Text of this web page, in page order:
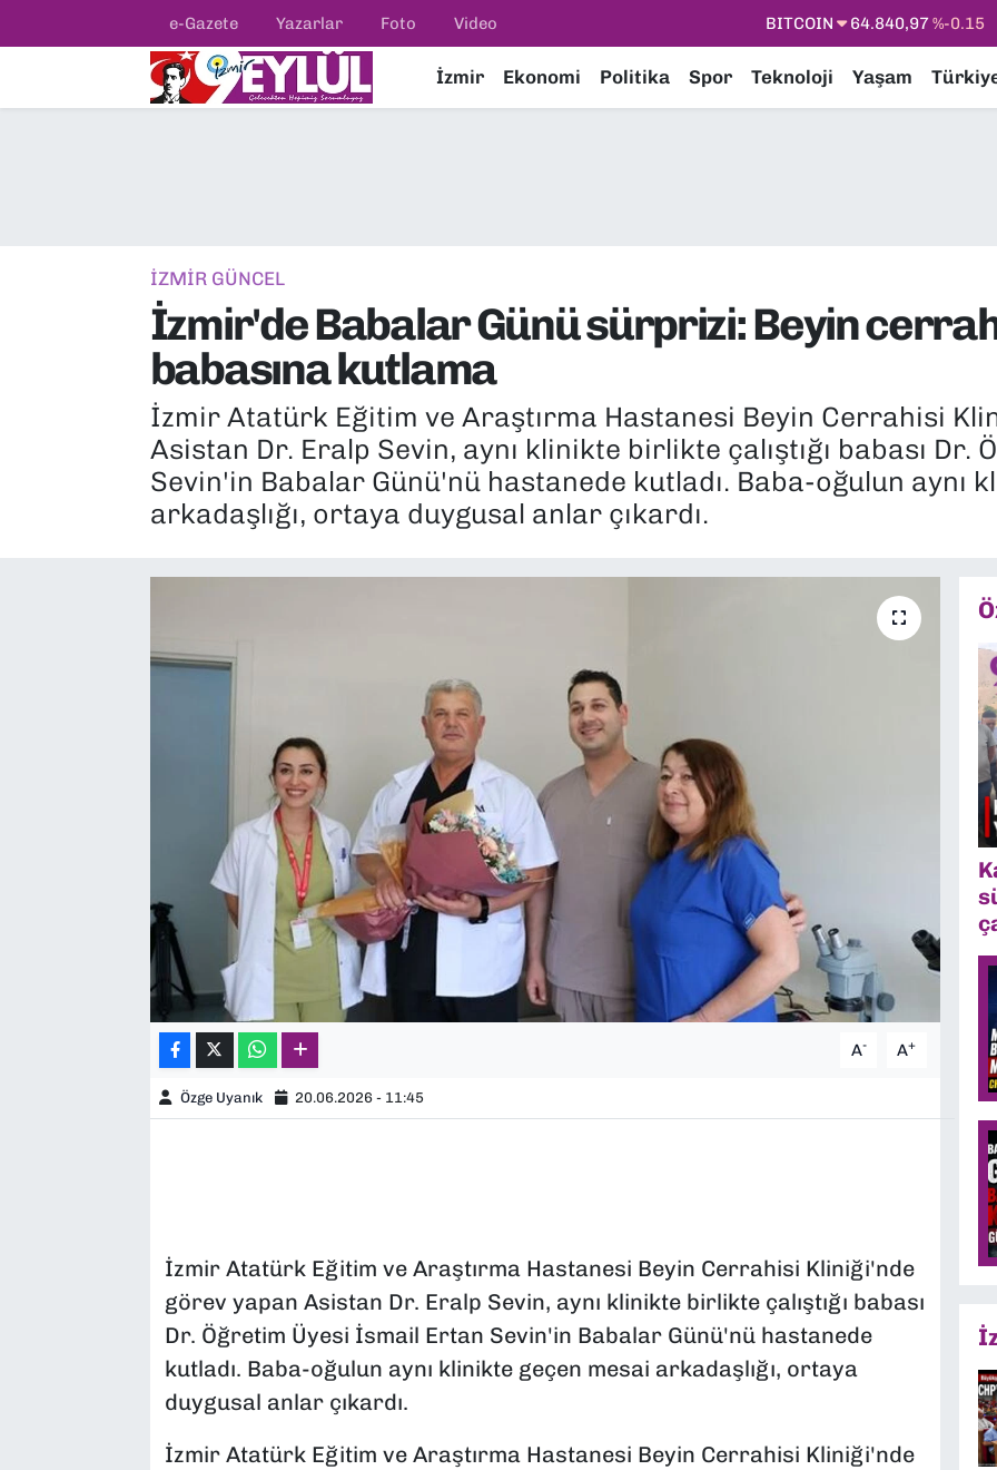
e-Gazete Yazarlar Foto Video DOLAR 47,7436%0.18
STERLİN
64,4811%0.38
İzmir Ekonomi Politika Spor Teknoloji Yaşam
İZMİR GÜNCEL
İzmir'de Babalar Günü sürprizi: Beyin
babasına kutlama
İzmir Atatürk Eğitim ve Araştırma Hastanesi Beyin Cerrahisi
Asistan Dr. Eralp Sevin, aynı klinikte birlikte çalıştığı babası Dr.
Sevin'in Babalar Günü'nü hastanede kutladı. Baba-oğulun aynı
arkadaşlığı, ortaya duygusal anlar çıkardı.
A- A+
Özge Uyanık 20.06.2026 - 11:45
İzmir Atatürk Eğitim ve Araştırma Hastanesi Beyin Cerrahisi Kliniği'nde
görev yapan Asistan Dr. Eralp Sevin, aynı klinikte birlikte çalıştığı babası
Dr. Öğretim Üyesi İsmail Ertan Sevin'in Babalar Günü'nü hastanede
kutladı. Baba-oğulun aynı klinikte geçen mesai arkadaşlığı, ortaya
duygusal anlar çıkardı.
İzmir Atatürk Eğitim ve Araştırma Hastanesi Beyin Cerrahisi Kliniği'nde
Resmi İlanlar
EKONOMİ
KÜLTÜR SANAT
MAGAZİN
POLİTİKA
TEKNOLOJİ
Konak Nöbetçi Eczaneler
Tüm Manşetler
Son Dakika Haberleri
Haber Arşivi